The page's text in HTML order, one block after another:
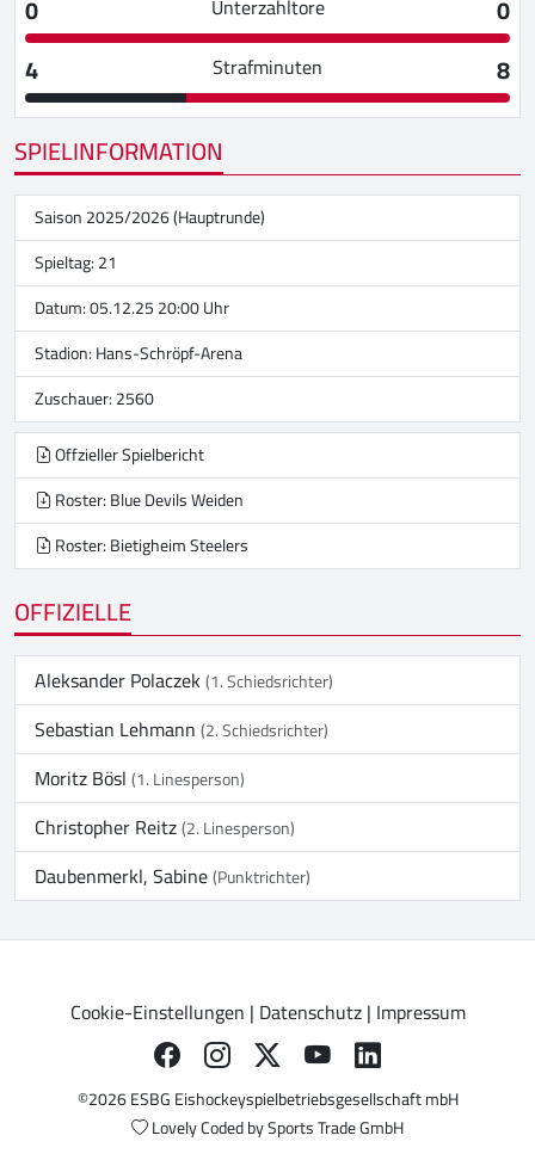
0 Unterzahltore
0
4
Strafminuten
8
SPIELINFORMATION
Saison 2025/2026 (Hauptrunde)
Spieltag: 21
Datum: 05.12.25 20:00 Uhr
Stadion:Hans-Schröpf-Arena
Zuschauer: 2560
Offzieller Spielbericht
Roster: Blue Devils Weiden
Roster: Bietigheim Steelers
OFFIZIELLE
Aleksander Polaczek(1. Schiedsrichter)
Sebastian Lehmann(2. Schiedsrichter)
Moritz Bösl(1. Linesperson)
Christopher Reitz(2. Linesperson)
Daubenmerkl, Sabine(Punktrichter)
Cookie-Einstellungen | Datenschutz| Impressum
©2026 ESBG Eishockeyspielbetriebsgesellschaft mbH
Lovely Coded bySports Trade GmbH